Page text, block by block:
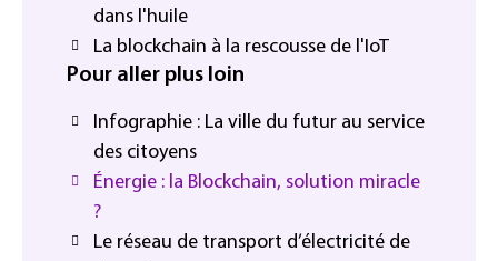
dans l'huile
La blockchain à la rescousse de l'IoT
Pour aller plus loin
Infographie : La ville du futur au service
des citoyens
Énergie : la Blockchain, solution miracle
?
Le réseau de transport d’électricité de